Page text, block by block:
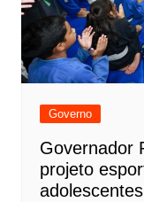
Governo
Governador
projeto